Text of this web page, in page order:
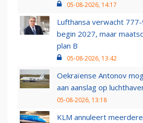
05-08-2026, 14:17
Lufthansa verwacht
begin 2027, maar
plan B
05-08-2026, 13:42
Oekraïense Antonov
aan aanslag op
05-08-2026, 13:18
KLM annuleert